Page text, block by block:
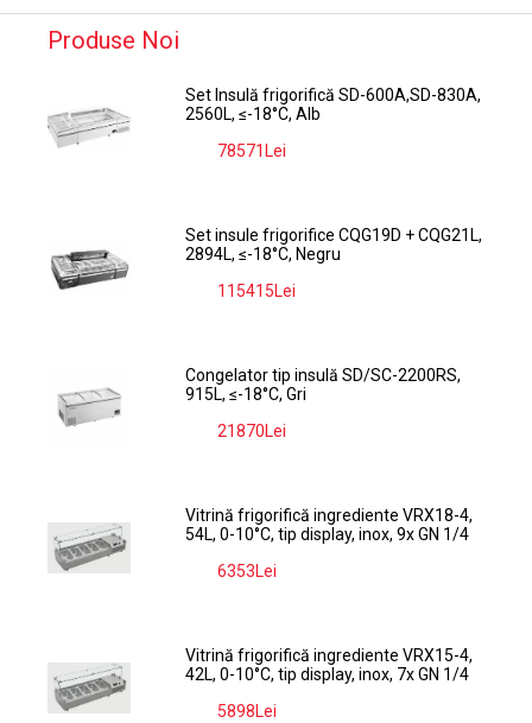
Produse Noi
Set Insulă frigorifică SD-600A,SD-830A,
2560L, ≤-18°C, Alb
78571Lei
Set insule frigorifice CQG19D + CQG21L,
2894L, ≤-18°C, Negru
115415Lei
Congelator tip insulă SD/SC-2200RS,
915L, ≤-18°C, Gri
21870Lei
Vitrină frigorifică ingrediente VRX18-4,
54L, 0-10°C, tip display, inox, 9x GN 1/4
6353Lei
Vitrină frigorifică ingrediente VRX15-4,
42L, 0-10°C, tip display, inox, 7x GN 1/4
5898Lei